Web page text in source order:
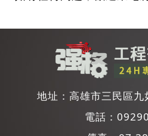
地址： 高雄市三民區
電話：